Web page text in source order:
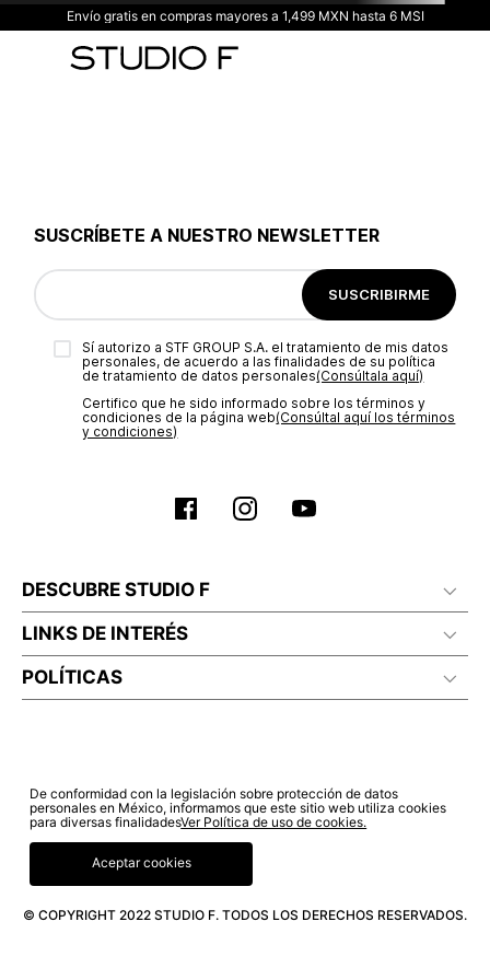
Envío gratis en compras mayores a 1,499 MXN hasta 6 MSI
SUSCRÍBETE A NUESTRO NEWSLETTER
SUSCRIBIRME
Sí autorizo a STF GROUP S.A. el tratamiento de mis datos
personales, de acuerdo a las finalidades de su política
de tratamiento de datos personales‎(Consúltala aquí)
Certifico que he sido informado sobre los términos y
condiciones de la página web‎(Consúltal aquí los términos
y condiciones)
DESCUBRE STUDIO F
LINKS DE INTERÉS
POLÍTICAS
© COPYRIGHT 2022 STUDIO F. TODOS LOS DERECHOS RESERVADOS.
De conformidad con la legislación sobre protección de datos
personales en México, informamos que este sitio web utiliza cookies
para diversas finalidadesVer Política de uso de cookies.
Aceptar cookies